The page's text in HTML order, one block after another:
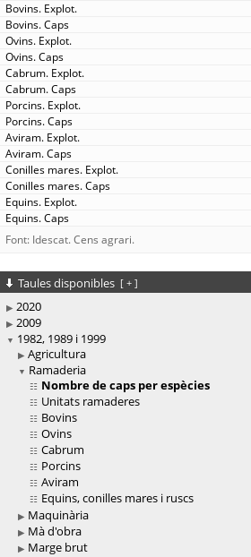
Font: Idescat. Cens agrari.
Taules disponibles [ + ]
2020
2009
1982, 1989 i 1999
Agricultura
Ramaderia
Nombre de caps per espècies
Unitats ramaderes
Bovins
Ovins
Cabrum
Porcins
Aviram
Equins, conilles mares i ruscs
Maquinària
Mà d'obra
Marge brut